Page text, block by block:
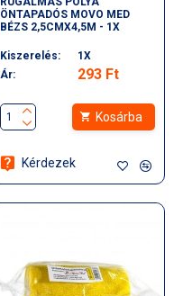
ÖNTAPADÓS MOVO MED
BÉZS 2,5CMX4,5M - 1X
Kiszerelés:
1X
Ár:
293 Ft
Kosárba
Kérdezek